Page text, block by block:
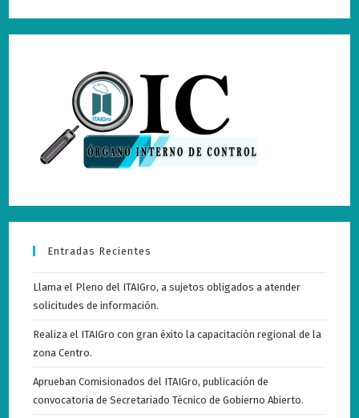
Entradas Recientes
Llama el Pleno del ITAIGro, a sujetos obligados a atender
solicitudes de información.
Realiza el ITAIGro con gran éxito la capacitación regional de la
zona Centro.
Aprueban Comisionados del ITAIGro, publicación de
convocatoria de Secretariado Técnico de Gobierno Abierto.